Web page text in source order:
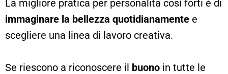
La migliore pratica per personalità così forti è di
immaginare la bellezza quotidianamente e
scegliere una linea di lavoro creativa.
Se riescono a riconoscere il buono in tutte le